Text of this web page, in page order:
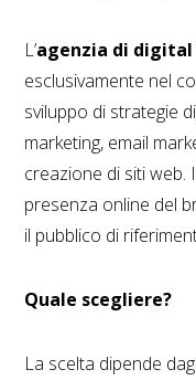
L’agenzia di
esclusivamente nel
sviluppo di strategie
marketing, email
creazione di siti
presenza online del
il pubblico di
Quale scegliere?
La scelta dipende